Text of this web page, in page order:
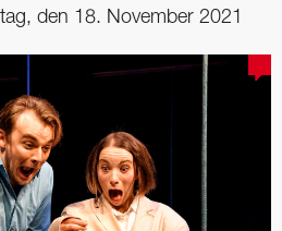
den 18. November 2021